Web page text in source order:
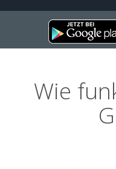
Wie